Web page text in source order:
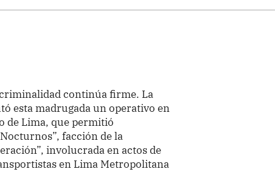
continúa firme. La
esta madrugada un operativo en
de Lima, que permitió
facción de la
involucrada en actos de
en Lima Metropolitana